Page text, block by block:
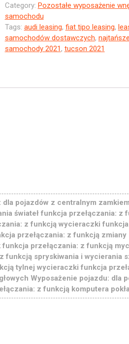
Category: Pozostałe wyposażenie
samochodu
Tags: audi leasing, fiat tipo leasing,
samochodów dostawczych,
samochody 2021, tucson 2021
pojazdów z centralnym
świateł funkcja przełączania: z
z funkcją wycieraczki funkcja
przełączania: z funkcją zmiany
przełączania: z funkcją
funkcją spryskiwania i wycierania
tylnej wycieraczki funkcja
Wyposażenie pojazdu: dla
z funkcją komputera